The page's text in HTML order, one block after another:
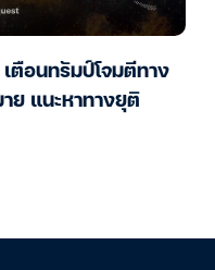
ตือนทรัมป์โจมตีทาง
ย แนะหาทางยุติ